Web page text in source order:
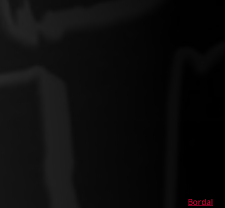
Bordal